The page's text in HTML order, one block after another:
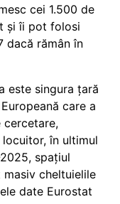
cei 1.500 de
și îi pot folosi
dacă rămân în
este singura țară
care a
cercetare,
în ultimul
spațiul
cheltuielile
date Eurostat